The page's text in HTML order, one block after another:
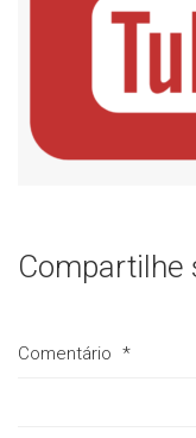
Compartilhe
Comentário *